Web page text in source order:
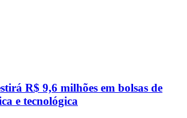
R$ 9,6 milhões em bolsas de
e tecnológica